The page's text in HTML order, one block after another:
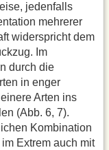
jedenfalls
mehrerer
widerspricht dem
Im
durch die
in enger
Arten ins
(Abb. 6, 7).
Kombination
Extrem auch mit